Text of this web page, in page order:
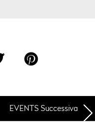
EVENTS Successiva